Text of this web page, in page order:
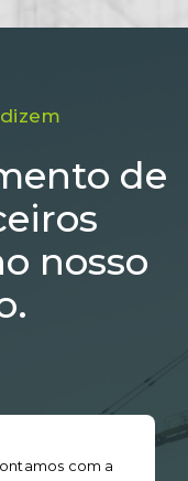
de
nosso
com a